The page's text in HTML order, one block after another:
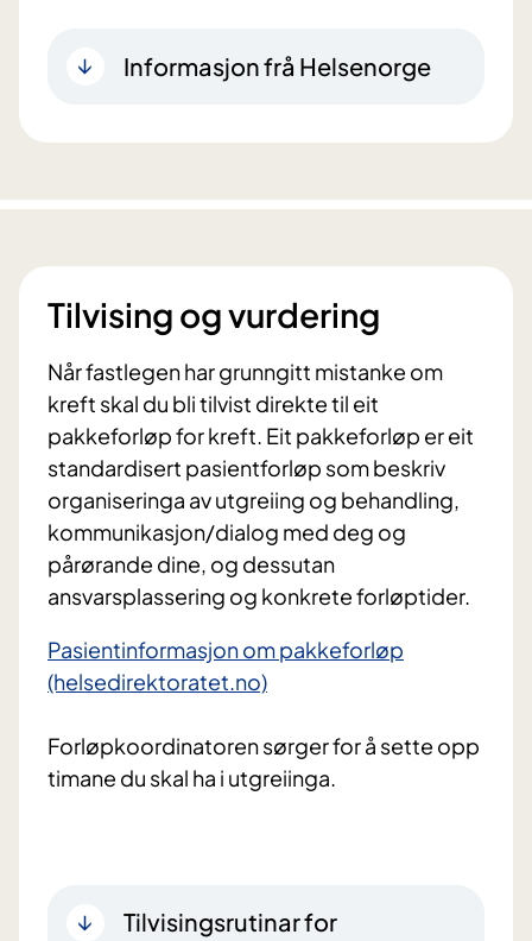
Informasjon frå Helsenorge
Tilvising og vurdering
Når fastlegen har grunngitt mistanke om
kreft skal du bli tilvist direkte til eit
pakkeforløp for kreft. Eit pakkeforløp er eit
standardisert pasientforløp som beskriv
organiseringa av utgreiing og behandling,
kommunikasjon/dialog med deg og
pårørande dine, og dessutan
ansvarsplassering og konkrete forløptider.
Pasientinformasjon om pakkeforløp
(helsedirektoratet.no)
Forløpkoordinatoren sørger for å sette opp
timane du skal ha i utgreiinga.
Tilvisingsrutinar for